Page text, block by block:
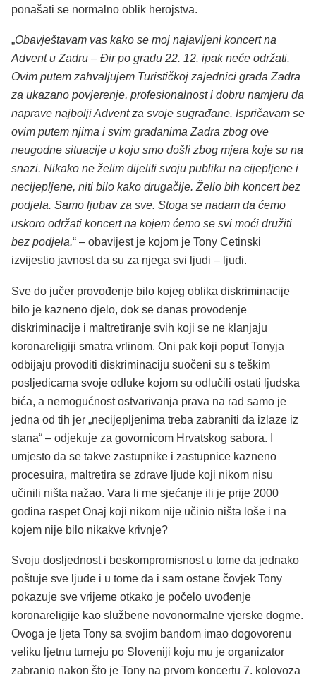
ponašati se normalno oblik herojstva.
„Obavještavam vas kako se moj najavljeni koncert na
Advent u Zadru – Đir po gradu 22. 12. ipak neće održati.
Ovim putem zahvaljujem Turističkoj zajednici grada Zadra
za ukazano povjerenje, profesionalnost i dobru namjeru da
naprave najbolji Advent za svoje sugrađane. Ispričavam se
ovim putem njima i svim građanima Zadra zbog ove
neugodne situacije u koju smo došli zbog mjera koje su na
snazi. Nikako ne želim dijeliti svoju publiku na cijepljene i
necijepljene, niti bilo kako drugačije. Želio bih koncert bez
podjela. Samo ljubav za sve. Stoga se nadam da ćemo
uskoro održati koncert na kojem ćemo se svi moći družiti
bez podjela.“ – obavijest je kojom je Tony Cetinski
izvijestio javnost da su za njega svi ljudi – ljudi.
Sve do jučer provođenje bilo kojeg oblika diskriminacije
bilo je kazneno djelo, dok se danas provođenje
diskriminacije i maltretiranje svih koji se ne klanjaju
koronareligiji smatra vrlinom. Oni pak koji poput Tonyja
odbijaju provoditi diskriminaciju suočeni su s teškim
posljedicama svoje odluke kojom su odlučili ostati ljudska
bića, a nemogućnost ostvarivanja prava na rad samo je
jedna od tih jer „necijepljenima treba zabraniti da izlaze iz
stana“ – odjekuje za govornicom Hrvatskog sabora. I
umjesto da se takve zastupnike i zastupnice kazneno
procesuira, maltretira se zdrave ljude koji nikom nisu
učinili ništa nažao. Vara li me sjećanje ili je prije 2000
godina raspet Onaj koji nikom nije učinio ništa loše i na
kojem nije bilo nikakve krivnje?
Svoju dosljednost i beskompromisnost u tome da jednako
poštuje sve ljude i u tome da i sam ostane čovjek Tony
pokazuje sve vrijeme otkako je počelo uvođenje
koronareligije kao službene novonormalne vjerske dogme.
Ovoga je ljeta Tony sa svojim bandom imao dogovorenu
veliku ljetnu turneju po Sloveniji koju mu je organizator
zabranio nakon što je Tony na prvom koncertu 7. kolovoza